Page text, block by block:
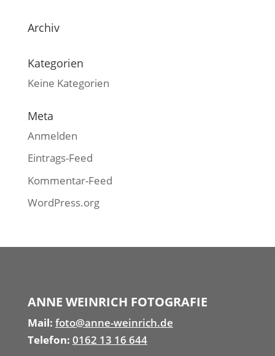
Archiv
Kategorien
Keine Kategorien
Meta
Anmelden
Eintrags-Feed
Kommentar-Feed
WordPress.org
ANNE WEINRICH FOTOGRAFIE
Mail: foto@anne-weinrich.de
Telefon: 0162 13 16 644